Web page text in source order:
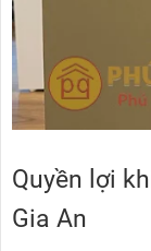
Quyền lợi
Gia An